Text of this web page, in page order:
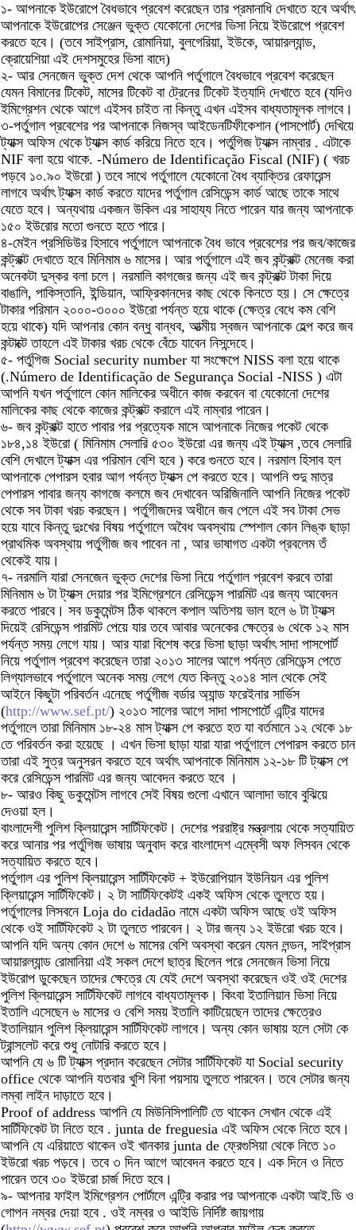
১- আপনাকে ইউরোপে বৈধভাবে প্রবেশ করেছেন তার প্রমানাধি দেখাতে হবে অর্থাৎ
আপনাকে ইউরোপের সেঞ্জেন ভুক্ত যেকোনো দেশের ভিসা নিয়ে ইউরোপে প্রবেশ
করতে হবে। (তবে সাইপ্রাস, রোমানিয়া, বুলগেরিয়া, ইউকে, আয়ারল্যান্ড,
ক্রোয়েশিয়া এই দেশসমুহের ভিসা বাদে)
২- আর সেনজেন ভুক্ত দেশ থেকে আপনি পর্তুগালে বৈধভাবে প্রবেশ করেছেন
যেমন বিমানের টিকেট, মাসের টিকেট বা ট্রেনের টিকেট ইত্যাদি দেখাতে হবে (যদিও
ইমিগ্রেশন থেকে আগে এইসব চাইত না কিন্তু এখন এইসব বাধ্যতামূলক লাগবে।
৩-পর্তুগাল প্রবেশের পর আপনাকে নিজস্ব আইডেনটিফীকেশান (পাসপোর্ট) দেখিয়ে
ট্যাক্স অফিস থেকে ট্যাক্স কার্ড করিয়ে নিতে হবে। পর্তুগিজ ট্যাক্স নাম্বার . এটাকে
NIF বলা হয়ে থাকে. -Número de Identificação Fiscal (NIF) ( খরচ
পড়বে ১০.৯০ ইউরো ) তবে সাথে পর্তুগালে যেকোনো বৈধ ব্যাক্তির রেফারেন্স
লাগবে অর্থাৎ ট্যাক্স কার্ড করতে যাদের পর্তুগাল রেসিডেন্স কার্ড আছে তাকে সাথে
যেতে হবে। অন্যথায় একজন উকিল এর সাহায্য নিতে পারেন যার জন্য আপনাকে
১৫০ ইউরোর মতো গুনতে হতে পারে।
৪-মেইন প্রসিডিউর হিসাবে পর্তুগালে আপনাকে বৈধ ভাবে প্রবেশের পর জব/কাজের
কন্ট্রাক্ট দেখাতে হবে মিনিমাম ৬ মাসের। আর পর্তুগালে এই জব কন্ট্রাক্ট মেনেজ করা
অনেকটা দুস্কর বলা চলে। নরমালি কাগজের জন্য এই জব কন্ট্রাক্ট টাকা দিয়ে
বাঙালি, পাকিস্তানি, ইন্ডিয়ান, আফ্রিকানদের কাছ থেকে কিনতে হয়। সে ক্ষেত্রে
টাকার পরিমান ২০০০-৩০০০ ইউরো পর্যন্ত হয়ে থাকে (ক্ষেত্র বেধে কম বেশি
হয়ে থাকে) যদি আপনার কোন বন্ধু বান্ধব, আত্মীয় স্বজন আপনাকে হেল্প করে জব
কন্টাক্টে তাহলে এই টাকার খরচ থেকে বেঁচে যাবেন নিসন্দেহে।
৫- পর্তুগিজ Social security number যা সংক্ষেপে NISS বলা হয়ে থাকে
(.Número de Identificação de Segurança Social -NISS ) এটা
আপনি যখন পর্তুগালে কোন মালিকের অধীনে কাজ করবেন বা যেকোনো দেশের
মালিকের কাছ থেকে কাজের কন্ট্রাক্ট করালে এই নাম্বার পারেন।
৬- জব কন্ট্রাক্ট হাতে পাবার পর প্রত্যেক মাসে আপনাকে নিজের পকেট থেকে
১৮৪,১৪ ইউরো ( মিনিমাম সেলারি ৫৩০ ইউরো এর জন্য এই ট্যাক্স ,তবে সেলারি
বেশি দেখালে ট্যাক্স এর পরিমান বেশি হবে ) করে গুনতে হবে। নরমাল হিসাব হল
আপনাকে পেপারস হবার আগ পর্যন্ত ট্যাক্স পে করতে হবে। আপনি শুদু মাত্র
পেপারস পাবার জন্য কাগজে কলমে জব দেখাবেন অরিজিনালি আপনি নিজের পকেট
থেকে সব টাকা খরচ করছেন। পর্তুগীজদের অধীনে জব পেলে এই সব টাকা সেভ
হয়ে যাবে কিন্তু দুঃখের বিষয় পর্তুগালে অবৈধ অবস্থায় স্পেশাল কোন লিঙ্ক ছাড়া
প্রাথমিক অবস্থায় পর্তুগীজ জব পাবেন না , আর ভাষাগত একটা প্রবলেম তঁ
থেকেই যায়।
৭- নরমালি যারা সেনজেন ভুক্ত দেশের ভিসা নিয়ে পর্তুগাল প্রবেশ করবে তারা
মিনিমাম ৬ টা ট্যাক্স দেয়ার পর ইমিগ্রেশনে রেসিডেন্স পারমিট এর জন্য আবেদন
করতে পারবে। সব ডকুমেন্টস ঠিক থাকলে কপাল অতিশয় ভাল হলে ৬ টা ট্যাক্স
দিয়েই রেসিডেন্স পারমিট পেয়ে যার তবে আবার অনেকের ক্ষেত্রে ৬ থেকে ১২ মাস
পর্যন্ত সময় লেগে যায়। আর যারা বিশেষ করে ভিসা ছাড়া অর্থাৎ সাদা পাসপোর্ট
নিয়ে পর্তুগাল প্রবেশ করেছেন তারা ২০১৩ সালের আগে পর্যন্ত রেসিডেন্স পেতে
লিগ্যালভাবে পর্তুগালে অনেক সময় লেগে যেত কিন্তু ২০১৪ সাল থেকে সেই
আইনে কিছুটা পরিবর্তন এনেছে পর্তুগীজ বর্ডার অ্যান্ড ফরেইনার সার্ভিস
(http://www.sef.pt/) ২০১৩ সালের আগে সাদা পাসপোর্টে এন্ট্রি যাদের
পর্তুগালে তারা মিনিমাম ১৮-২৪ মাস ট্যাক্স পে করতে হত যা বর্তমানে ১২ থেকে ১৮
তে পরিবর্তন করা হয়েছে । এখন ভিসা ছাড়া যারা যারা পর্তুগালে পেপারস করতে চান
তারা এই সুত্র অনুসরন করতে হবে অর্থাৎ আপনাকে মিনিমাম ১২-১৮ টি ট্যাক্স পে
করে রেসিডেন্স পারমিট এর জন্য আবেদন করতে হবে ।
৮- আরও কিছু ডকুমেন্টস লাগবে সেই বিষয় গুলো এখানে আলাদা ভাবে বুঝিয়ে
দেওয়া হল।
বাংলাদেশী পুলিশ ক্লিয়ারেন্স সার্টিফিকেট। দেশের পররাষ্ট্র মন্ত্রলায় থেকে সত্যায়িত
করে আনার পর পর্তুগিজ ভাষায় অনুবাদ করে বাংলাদেশ এম্বেসী অফ লিসবন থেকে
সত্যায়িত করতে হবে।
পর্তুগাল এর পুলিশ ক্লিয়ারেন্স সার্টিফিকেট + ইউরোপিয়ান ইউনিয়ন এর পুলিশ
ক্লিয়ারেন্স সার্টিফিকেট। ২ টা সার্টিফিকেটই একই অফিস থেকে তুলতে হয়।
পর্তুগালের লিসবনে Loja do cidadão নামে একটা অফিস আছে ওই অফিস
থেকে ওই সার্টিফিকেট ২ টা তুলতে পারবেন। ২ টার জন্য ১২ ইউরো খরচ হবে।
আপনি যদি অন্য কোন দেশে ৬ মাসের বেশি অবস্থা করেন যেমন লন্ডন, সাইপ্রাস
আয়ারল্যান্ড রোমানিয়া এই সকল দেশে ছাত্র ছিলেন পরে সেনজেন ভিসা নিয়ে
ইউরোপ ডুকেছেন তাদের ক্ষেত্রে যে যেই দেশে অবস্থা করেছেন ওই ওই দেশের
পুলিশ ক্লিয়ারেন্স সার্টিফিকেট লাগবে বাধ্যতামূলক। কিংবা ইতালিয়ান ভিসা নিয়ে
ইতালি এসেছেন ৬ মাসের ও বেশি সময় ইতালি কাটিয়েছেন তাদের ক্ষেত্রেও
ইতালিয়ান পুলিশ ক্লিয়ারেন্স সার্টিফিকেট লাগবে। অন্য কোন ভাষায় হলে সেটা কে
ট্রান্সলেট করে শুধু নোটারি করতে হবে।
আপনি যে ৬ টি ট্যাক্স প্রদান করেছেন সেটার সার্টিফিকেট যা Social security
office থেকে আপনি যতবার খুশি বিনা পয়সায় তুলতে পারবেন। তবে সেটার জন্য
লম্বা লাইন দাড়াতে হবে।
Proof of address আপনি যে মিউনিসিপালিটি তে থাকেন সেখান থেকে এই
সার্টিফিকেট টা নিতে হবে . junta de freguesia এই অফিস থেকে নিতে হবে।
আপনি যে এরিয়াতে থাকেন ওই খানকার junta de ফ্রেগুসিয়া থেকে নিতে ১০
ইউরো খরচ পড়বে। তবে ৩ দিন আগে আবেদন করতে হবে। এক দিনে ও নিতে
পারেন তবে ৩০ ইউরো চার্জ দিতে হবে।
৯- আপনার ফাইল ইমিগ্রেশন পোর্টালে এন্ট্রি করার পর আপনাকে একটা আই.ডি ও
গোপন নম্বর দেয়া হবে . ওই নম্বর ও আইডি নির্দিষ্ট জায়গায়